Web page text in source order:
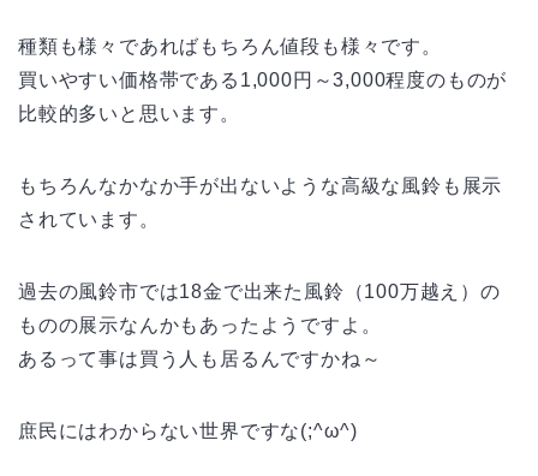
種類も様々であればもちろん値段も様々です。
買いやすい価格帯である1,000円～3,000程度のものが
比較的多いと思います。
もちろんなかなか手が出ないような高級な風鈴も展示
されています。
過去の風鈴市では18金で出来た風鈴（100万越え）の
ものの展示なんかもあったようですよ。
あるって事は買う人も居るんですかね～
庶民にはわからない世界ですな(;^ω^)